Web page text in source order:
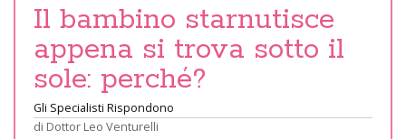
Il bambino starnutisce
appena si trova sotto il
sole: perché?
Gli Specialisti Rispondono
di Dottor Leo Venturelli